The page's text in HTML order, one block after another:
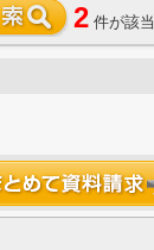
2 件が該当